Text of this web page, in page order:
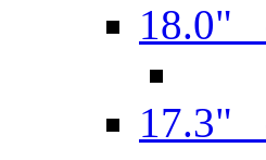
18.0"
17.3"